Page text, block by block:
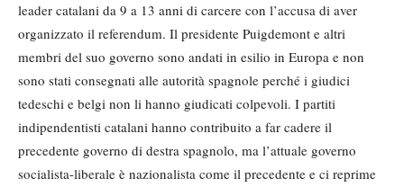
leader catalani da 9 a 13 anni di carcere con l’accusa di aver
organizzato il referendum. Il presidente Puigdemont e altri
membri del suo governo sono andati in esilio in Europa e non
sono stati consegnati alle autorità spagnole perché i giudici
tedeschi e belgi non li hanno giudicati colpevoli. I partiti
indipendentisti catalani hanno contribuito a far cadere il
precedente governo di destra spagnolo, ma l’attuale governo
socialista-liberale è nazionalista come il precedente e ci reprime